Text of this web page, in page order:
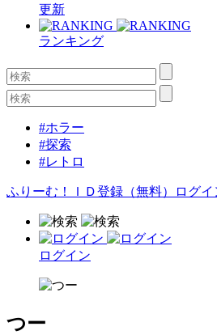
更新
ランキング
#ホラー
#探索
#レトロ
ふりーむ！ＩＤ登録（無料） ログイ
ログイン
つー